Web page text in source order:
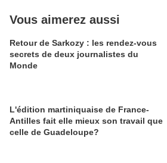
Vous aimerez aussi
Retour de Sarkozy : les rendez-vous
secrets de deux journalistes du
Monde
L'édition martiniquaise de France-
Antilles fait elle mieux son travail que
celle de Guadeloupe?